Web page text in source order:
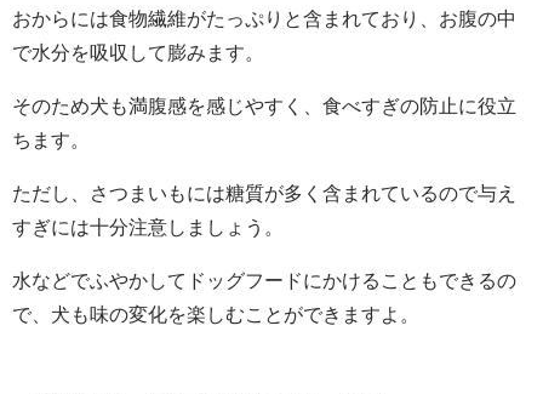
おからには食物繊維がたっぷりと含まれており、お腹の中
で水分を吸収して膨みます。
そのため犬も満腹感を感じやすく、食べすぎの防止に役立
ちます。
ただし、さつまいもには糖質が多く含まれているので与え
すぎには十分注意しましょう。
水などでふやかしてドッグフードにかけることもできるの
で、犬も味の変化を楽しむことができますよ。